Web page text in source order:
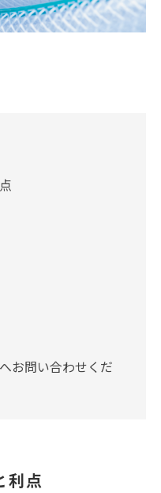
お問い合わせくだ
利点